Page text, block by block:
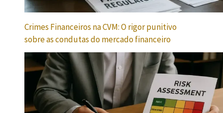
Crimes Financeiros na CVM: O rigor punitivo
sobre as condutas do mercado financeiro